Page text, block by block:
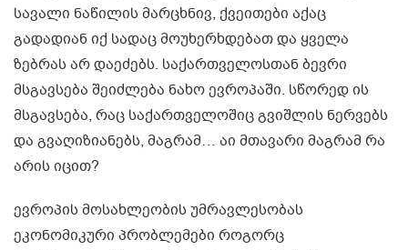
სავალი ნაწილის მარცხნივ, ქვეითები აქაც
გადადიან იქ სადაც მოუხერხდებათ და ყველა
ზებრას არ დაეძებს. საქართველოსთან ბევრი
მსგავსება შეიძლება ნახო ევროპაში. სწორედ ის
მსგავსება, რაც საქართველოშიც გვიშლის ნერვებს
და გვაღიზიანებს, მაგრამ… აი მთავარი მაგრამ რა
არის იცით?
ევროპის მოსახლეობის უმრავლესობას
ეკონომიკური პრობლემები როგორც